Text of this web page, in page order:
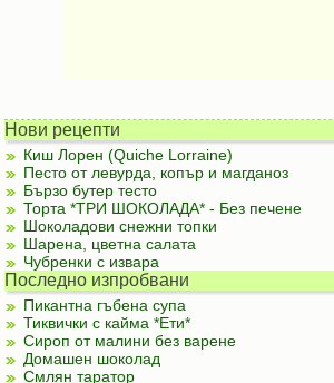
Нови рецепти
Киш Лорен (Quiche Lorraine)
Песто от левурда, копър и магданоз
Бързо бутер тесто
Торта *ТРИ ШОКОЛАДА* - Без печене
Шоколадови снежни топки
Шарена, цветна салата
Чубренки с извара
Последно изпробвани
Пикантна гъбена супа
Тиквички с кайма *Ети*
Сироп от малини без варене
Домашен шоколад
Смлян таратор